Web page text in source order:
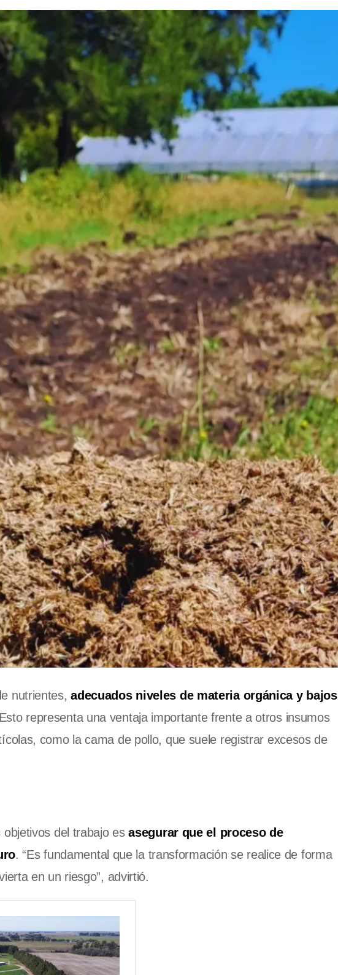
nutrientes,adecuados niveles de materia orgánica y bajos
representa una ventaja importante frente a otros insumos
como la cama de pollo, que suele registrar excesos de
del trabajo esasegurar que el proceso de
. “Es fundamental que la transformación se realice de forma
en un riesgo”, advirtió.